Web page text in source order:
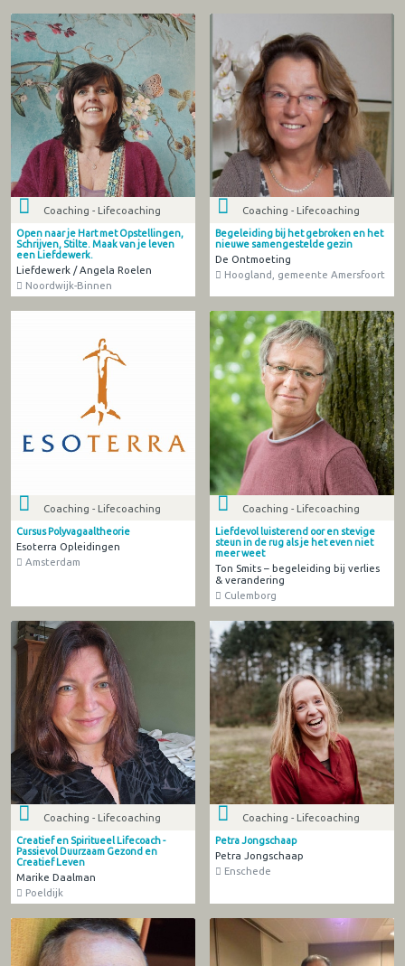
Coaching - Lifecoaching
Open naar je Hart met Opstellingen,
Schrijven, Stilte. Maak van je leven
een Liefdewerk.
Liefdewerk / Angela Roelen
Noordwijk-Binnen
Coaching - Lifecoaching
Begeleiding bij het gebroken en het
nieuwe samengestelde gezin
De Ontmoeting
Hoogland, gemeente Amersfoort
Coaching - Lifecoaching
Cursus Polyvagaaltheorie
Esoterra Opleidingen
Amsterdam
Coaching - Lifecoaching
Liefdevol luisterend oor en stevige
steun in de rug als je het even niet
meer weet
Ton Smits – begeleiding bij verlies
& verandering
Culemborg
Coaching - Lifecoaching
Creatief en Spiritueel Lifecoach -
Passievol Duurzaam Gezond en
Creatief Leven
Marike Daalman
Poeldijk
Coaching - Lifecoaching
Petra Jongschaap
Petra Jongschaap
Enschede